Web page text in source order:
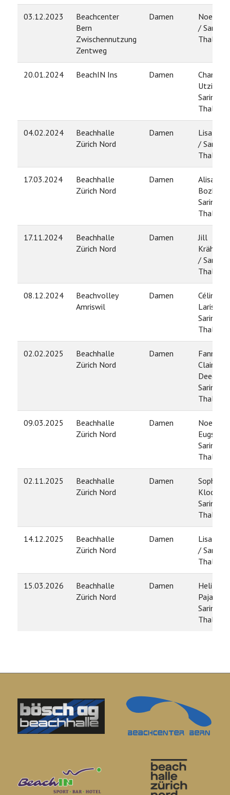
03.12.2023
Beachcenter
Bern
Zwischennutzung
Zentweg
Damen
Noelia
/ Sarina
20.01.2024 BeachIN Ins Damen
Chantal
Utzinger
Sarina
04.02.2024
Beachhalle
Zürich Nord
Damen
Lisa
/ Sarina
17.03.2024
Beachhalle
Zürich Nord
Damen
Alisa
Sarina
17.11.2024
Beachhalle
Zürich Nord
Damen
Jill
/ Sarina
08.12.2024
Beachvolley
Amriswil
Damen
Céline
Larisch /
Sarina
02.02.2025
Beachhalle
Zürich Nord
Damen
Fanny
Claire
Deecke /
Sarina
09.03.2025
Beachhalle
Zürich Nord
Damen
Noemi
Eugster /
Sarina
02.11.2025
Beachhalle
Zürich Nord
Damen
Sophia
Klocke /
Sarina
14.12.2025
Beachhalle
Zürich Nord
Damen
Lisa
/ Sarina
15.03.2026
Beachhalle
Zürich Nord
Damen
Heli
Sarina